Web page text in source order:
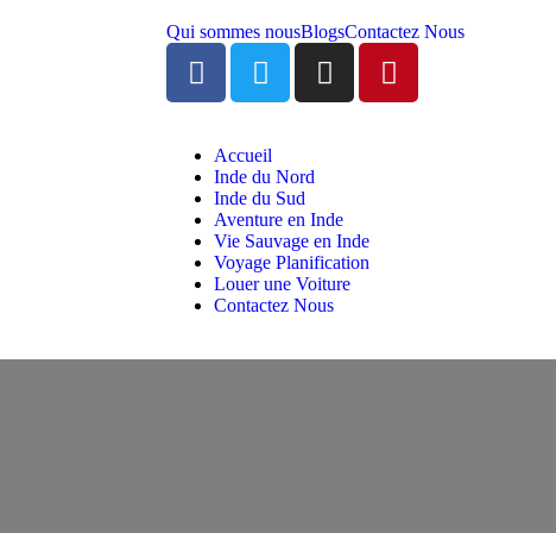
Qui sommes nousBlogsContactez Nous
Accueil
Inde du Nord
Inde du Sud
Aventure en Inde
Vie Sauvage en Inde
Voyage Planification
Louer une Voiture
Contactez Nous